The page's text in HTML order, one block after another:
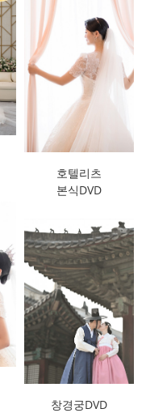
호텔리츠
본식DVD
창경궁DVD